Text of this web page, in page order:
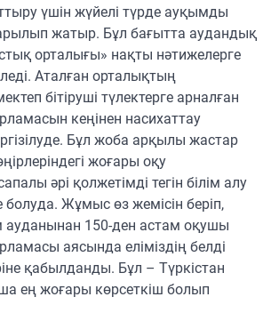
үшін жүйелі түрде ауқымды
жатыр. Бұл бағытта аудандық
орталығы» нақты нәтижелерге
Аталған орталықтың
бітіруші түлектерге арналған
кеңінен насихаттау
Бұл жоба арқылы жастар
жоғары оқу
әрі қолжетімді тегін білім алу
болуда. Жұмыс өз жемісін беріп,
ауданынан 150-ден астам оқушы
аясында еліміздің белді
қабылданды. Бұл – Түркістан
ең жоғары көрсеткіш болып